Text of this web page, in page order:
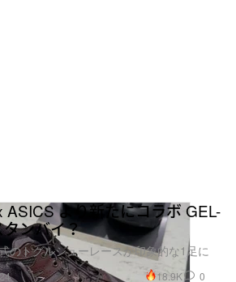
より新たにコラボ GEL-
ンバイ？
のトグルシューレースが印象的な1足に
18.9K 0